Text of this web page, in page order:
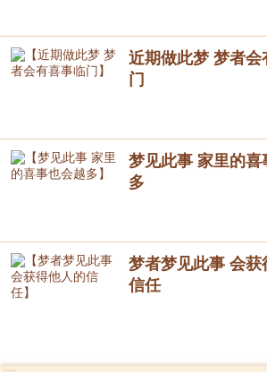
近期做此梦 梦者会
门
梦见此事 家里的喜
多
梦者梦见此事 会获
信任